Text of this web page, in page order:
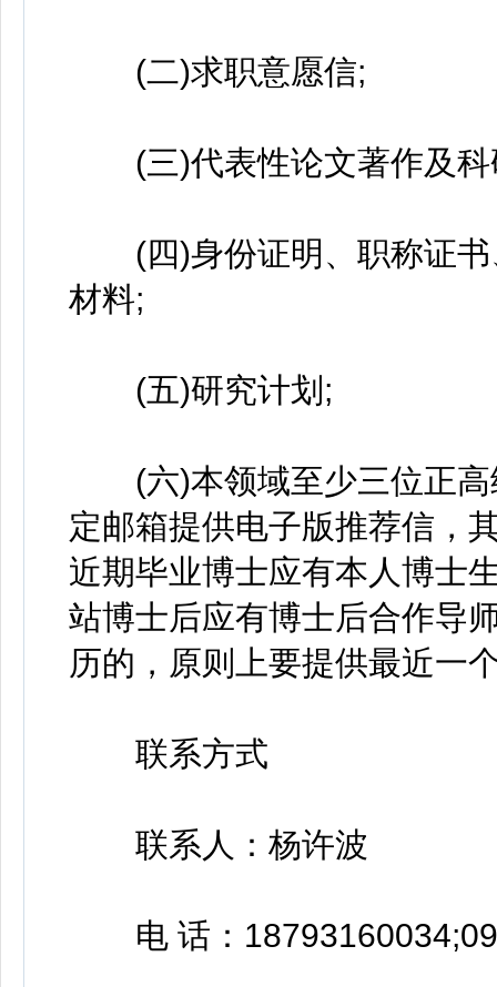
(二)求职意愿信;
(三)代表性论文著作及科
(四)身份证明、职称证书
材料;
(五)研究计划;
(六)本领域至少三位正高
定邮箱提供电子版推荐信，
近期毕业博士应有本人博士
站博士后应有博士后合作导
历的，原则上要提供最近一
联系方式
联系人：杨许波
电 话：